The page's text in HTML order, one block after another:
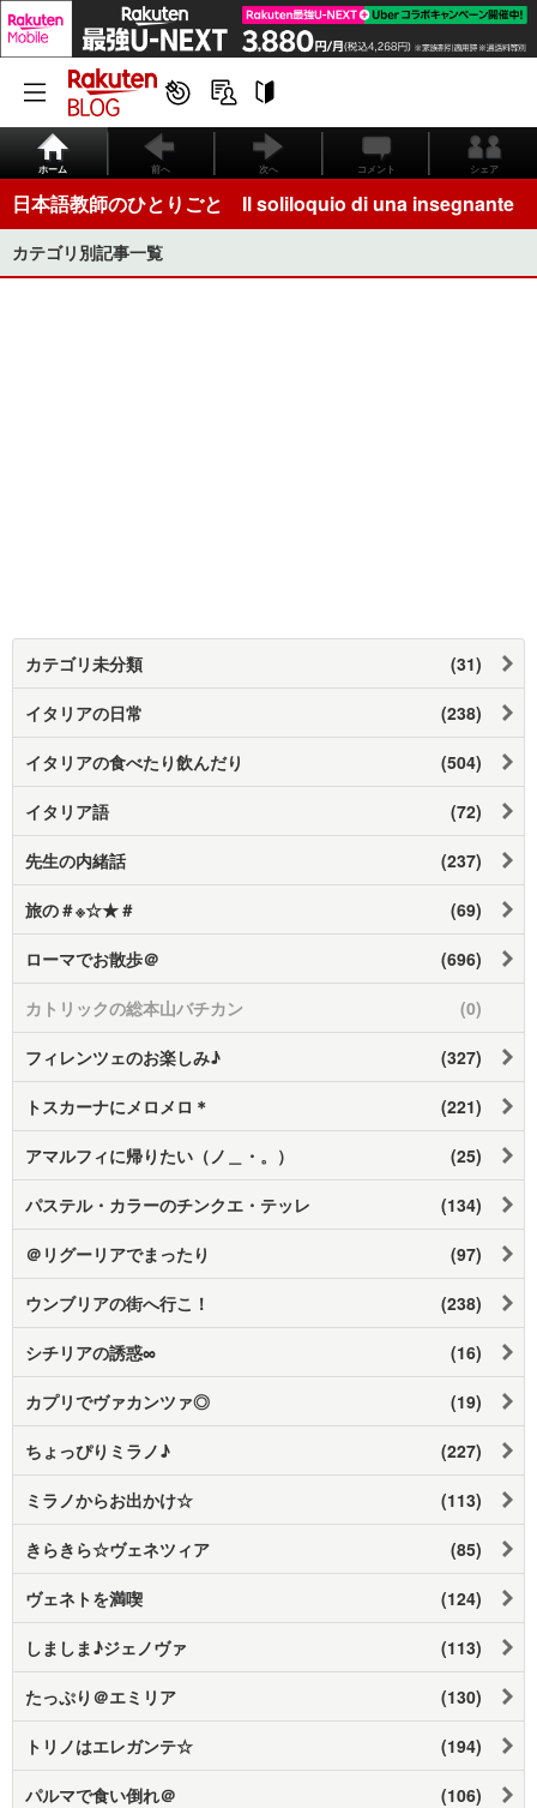
ホーム 前へ 次へ コメント シェア
日本語教師のひとりごと Il soliloquio di una insegnante
カテゴリ別記事一覧
カテゴリ未分類 (31)
イタリアの日常 (238)
イタリアの食べたり飲んだり (504)
イタリア語 (72)
先生の内緒話 (237)
旅の＃※☆★＃ (69)
ローマでお散歩＠ (696)
カトリックの総本山バチカン (0)
フィレンツェのお楽しみ♪ (327)
トスカーナにメロメロ＊ (221)
アマルフィに帰りたい（ノ＿・。） (25)
パステル・カラーのチンクエ・テッレ (134)
＠リグーリアでまったり (97)
ウンブリアの街へ行こ！ (238)
シチリアの誘惑∞ (16)
カプリでヴァカンツァ◎ (19)
ちょっぴりミラノ♪ (227)
ミラノからお出かけ☆ (113)
きらきら☆ヴェネツィア (85)
ヴェネトを満喫 (124)
しましま♪ジェノヴァ (113)
たっぷり＠エミリア (130)
トリノはエレガンテ☆ (194)
パルマで食い倒れ＠ (106)